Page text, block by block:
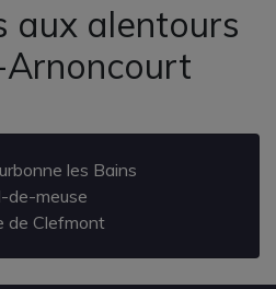
aux alentours
les Bains
de-meuse
de Clefmont